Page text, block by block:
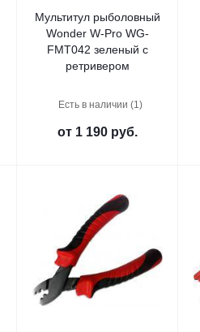
Мультитул рыболовный
Wonder W-Pro WG-
FMT042 зеленый с
ретривером
Есть в наличии (1)
от 1 190 руб.